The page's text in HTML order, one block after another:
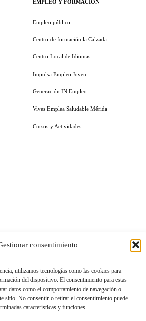
consentimiento
utilizamos tecnologías como las cookies para
del dispositivo. El consentimiento para estas
datos como el comportamiento de navegación o
sitio. No consentir o retirar el consentimiento puede
características y funciones.
EMPLEO Y FORMACIÓN
Empleo público
Centro de formación la Calzada
Centro Local de Idiomas
Impulsa Empleo Joven
Generación IN Empleo
Vives Emplea Saludable Mérida
Cursos y Actividades